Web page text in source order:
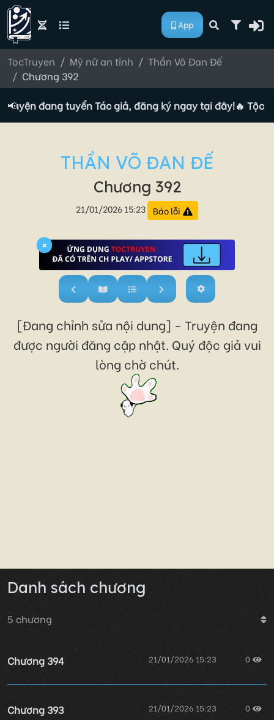
App
TocTruyen Mỹ nữ an tĩnh
Thần Võ Đan Đế
Chương 392
📢 đang tuyển Tác giả, đăng ký ngay tại đây!🔥 Tộc
THẦN VÕ ĐAN ĐẾ
Chương 392
21/01/2026 15:23 Báo lỗi
×
[Đang chỉnh sửa nội dung] - Truyện đang
được người đăng cập nhật. Quý độc giả vui
lòng chờ chút.
Danh sách chương
5 chương
Chương 394 21/01/2026 15:23 0
Chương 393 21/01/2026 15:23 0